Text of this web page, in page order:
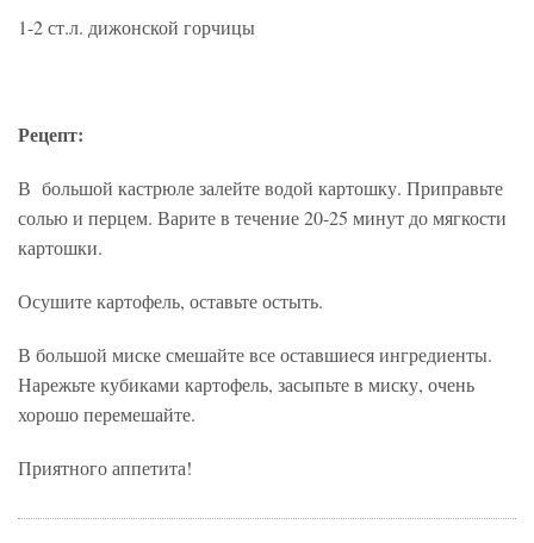
1-2 ст.л. дижонской горчицы
Рецепт:
В большой кастрюле залейте водой картошку. Приправьте
солью и перцем. Варите в течение 20-25 минут до мягкости
картошки.
Осушите картофель, оставьте остыть.
В большой миске смешайте все оставшиеся ингредиенты.
Нарежьте кубиками картофель, засыпьте в миску, очень
хорошо перемешайте.
Приятного аппетита!